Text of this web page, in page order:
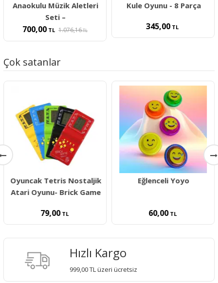
Anaokulu Müzik Aletleri
Seti –
700,00 TL 1.076,16TL
Kule Oyunu - 8 Parça
345,00 TL
Çok satanlar
Oyuncak Tetris Nostaljik
Atari Oyunu- Brick Game
79,00TL
Eğlenceli Yoyo
60,00TL
Hızlı Kargo
999,00 TL üzeri ücretsiz